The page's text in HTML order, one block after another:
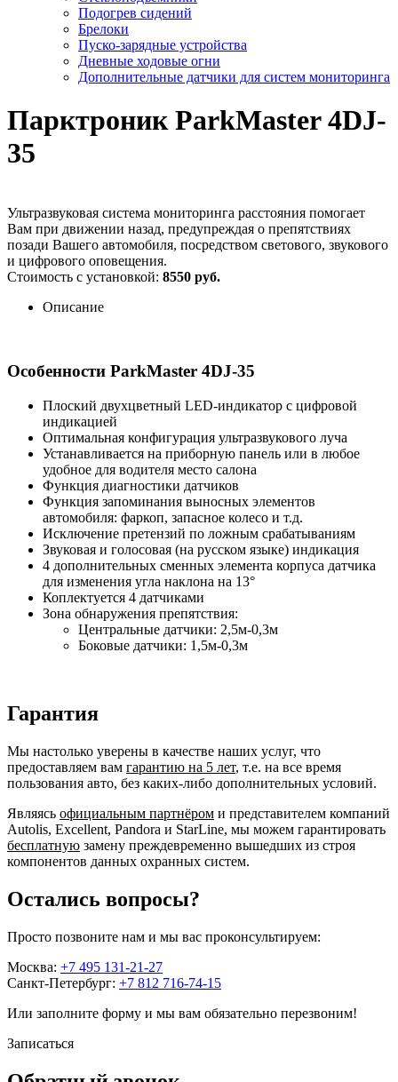
Подогрев сидений
Брелоки
Пуско-зарядные устройства
Дневные ходовые огни
Дополнительные датчики для систем мониторинга
Парктроник ParkMaster 4DJ-
35
Ультразвуковая система мониторинга расстояния помогает
Вам при движении назад, предупреждая о препятствиях
позади Вашего автомобиля, посредством светового, звукового
и цифрового оповещения.
Стоимость с установкой: 8550 руб.
Описание
Особенности ParkMaster 4DJ-35
Плоский двухцветный LED-индикатор с цифровой
индикацией
Оптимальная конфигурация ультразвукового луча
Устанавливается на приборную панель или в любое
удобное для водителя место салона
Функция диагностики датчиков
Функция запоминания выносных элементов
автомобиля: фаркоп, запасное колесо и т.д.
Исключение претензий по ложным срабатываниям
Звуковая и голосовая (на русском языке) индикация
4 дополнительных сменных элемента корпуса датчика
для изменения угла наклона на 13°
Коплектуется 4 датчиками
Зона обнаружения препятствия:
Центральные датчики: 2,5м-0,3м
Боковые датчики: 1,5м-0,3м
Гарантия
Мы настолько уверены в качестве наших услуг, что
предоставляем вам гарантию на 5 лет, т.е. на все время
пользования авто, без каких-либо дополнительных условий.
Являясь официальным партнёром и представителем компаний
Autolis, Excellent, Pandora и StarLine, мы можем гарантировать
бесплатную замену преждевременно вышедших из строя
компонентов данных охранных систем.
Остались вопросы?
Просто позвоните нам и мы вас проконсультируем:
Москва: +7 495 131-21-27
Санкт-Петербург: +7 812 716-74-15
Или заполните форму и мы вам обязательно перезвоним!
Записаться